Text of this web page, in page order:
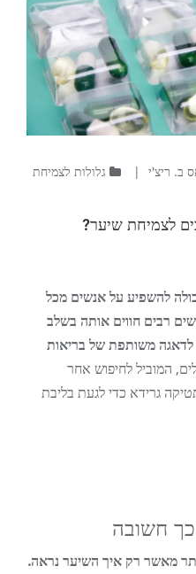
ב. ריצ'י |
גלולות לצמיחת
לצמיחת שיער?
להשפיע על אנשים מכל
רבים חווים אותה בשלב
משותפת של בריאות
המוביל לחיפוש אחר
גרידא כדי לגעת בליבת
חשובה
מאשר רק איך השיער נראה.